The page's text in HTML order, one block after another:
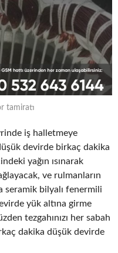
tamiratı
iş halletmeye
devirde birkaç dakika
yağın ısınarak
ve rulmanların
seramik bilyalı fenermili
yük altına girme
tezgahınızı her sabah
dakika düşük devirde